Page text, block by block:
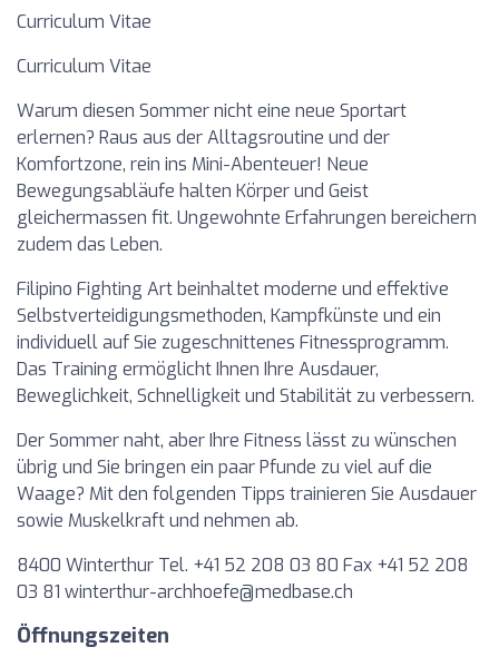
Curriculum Vitae
Curriculum Vitae
Warum diesen Sommer nicht eine neue Sportart
erlernen? Raus aus der Alltagsroutine und der
Komfortzone, rein ins Mini-Abenteuer! Neue
Bewegungsabläufe halten Körper und Geist
gleichermassen fit. Ungewohnte Erfahrungen bereichern
zudem das Leben.
Filipino Fighting Art beinhaltet moderne und effektive
Selbstverteidigungsmethoden, Kampfkünste und ein
individuell auf Sie zugeschnittenes Fitnessprogramm.
Das Training ermöglicht Ihnen Ihre Ausdauer,
Beweglichkeit, Schnelligkeit und Stabilität zu verbessern.
Der Sommer naht, aber Ihre Fitness lässt zu wünschen
übrig und Sie bringen ein paar Pfunde zu viel auf die
Waage? Mit den folgenden Tipps trainieren Sie Ausdauer
sowie Muskelkraft und nehmen ab.
8400 Winterthur Tel. +41 52 208 03 80 Fax +41 52 208
03 81 winterthur-archhoefe@medbase.ch
Öffnungszeiten